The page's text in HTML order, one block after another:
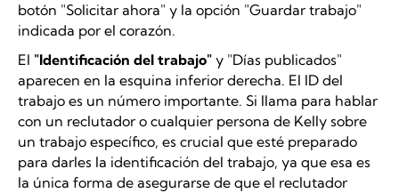
botón "Solicitar ahora" y la opción "Guardar trabajo"
indicada por el corazón.
El "Identificación del trabajo" y "Días publicados"
aparecen en la esquina inferior derecha. El ID del
trabajo es un número importante. Si llama para hablar
con un reclutador o cualquier persona de Kelly sobre
un trabajo específico, es crucial que esté preparado
para darles la identificación del trabajo, ya que esa es
la única forma de asegurarse de que el reclutador